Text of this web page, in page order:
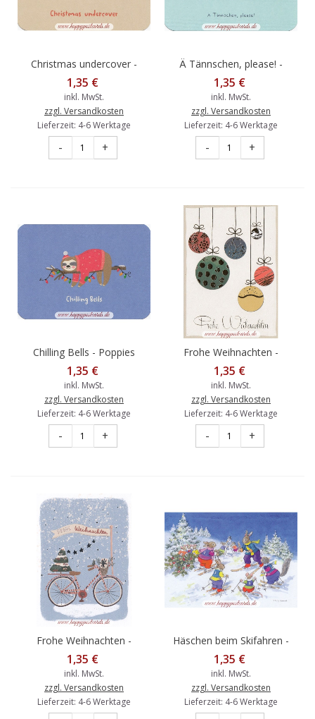
Christmas undercover -
Maus unter Mütze -
Poppies Postkarte
1,35 €
inkl. MwSt.
zzgl. Versandkosten
Lieferzeit: 4-6 Werktage
- +
Ä Tännschen, please! -
Poppies Postkarte
1,35 €
inkl. MwSt.
zzgl. Versandkosten
Lieferzeit: 4-6 Werktage
- +
Chilling Bells - Poppies
Postkarte
1,35 €
inkl. MwSt.
zzgl. Versandkosten
Lieferzeit: 4-6 Werktage
- +
Frohe Weihnachten -
Kugeln - Weihnachtskarte
1,35 €
inkl. MwSt.
zzgl. Versandkosten
Lieferzeit: 4-6 Werktage
- +
Frohe Weihnachten -
Fahrrad - Weihnachtskarte
1,35 €
inkl. MwSt.
zzgl. Versandkosten
Lieferzeit: 4-6 Werktage
Häschen beim Skifahren -
Weihnachtskarte
1,35 €
inkl. MwSt.
zzgl. Versandkosten
Lieferzeit: 4-6 Werktage